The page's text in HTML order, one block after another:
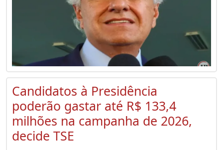
Candidatos à Presidência
poderão gastar até R$ 133,4
milhões na campanha de 2026,
decide TSE